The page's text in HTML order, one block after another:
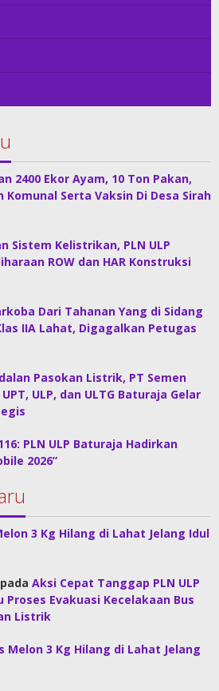
2400 Ekor Ayam, 10 Ton Pakan,
Komunal Serta Vaksin Di Desa Sirah
Sistem Kelistrikan, PLN ULP
ROW dan HAR Konstruksi
Dari Tahanan Yang di Sidang
IIA Lahat, Digagalkan Petugas
Pasokan Listrik, PT Semen
ULP, dan ULTG Baturaja Gelar
PLN ULP Baturaja Hadirkan
2026”
3 Kg Hilang di Lahat Jelang Idul
pada Aksi Cepat Tanggap PLN ULP
Evakuasi Kecelakaan Bus
Listrik
Melon 3 Kg Hilang di Lahat Jelang